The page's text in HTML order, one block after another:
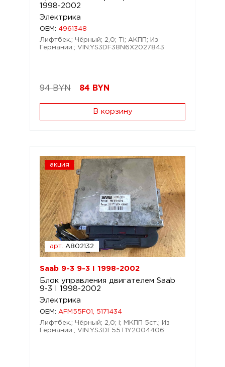
1998-2002
Электрика
OEM: 4961348
Лифтбек.; Чёрный; 2,0; Ti; АКПП; Из
Германии.; VIN:YS3DF38N6X2027843
94 BYN 84 BYN
В корзину
акция
арт. A802132
Saab 9-3 9-3 I 1998-2002
Блок управления двигателем Saab
9-3 I 1998-2002
Электрика
OEM: AFM55F01, 5171434
Лифтбек.; Чёрный; 2,0; i; МКПП 5ст.; Из
Германии.; VIN:YS3DF55T1Y2004406